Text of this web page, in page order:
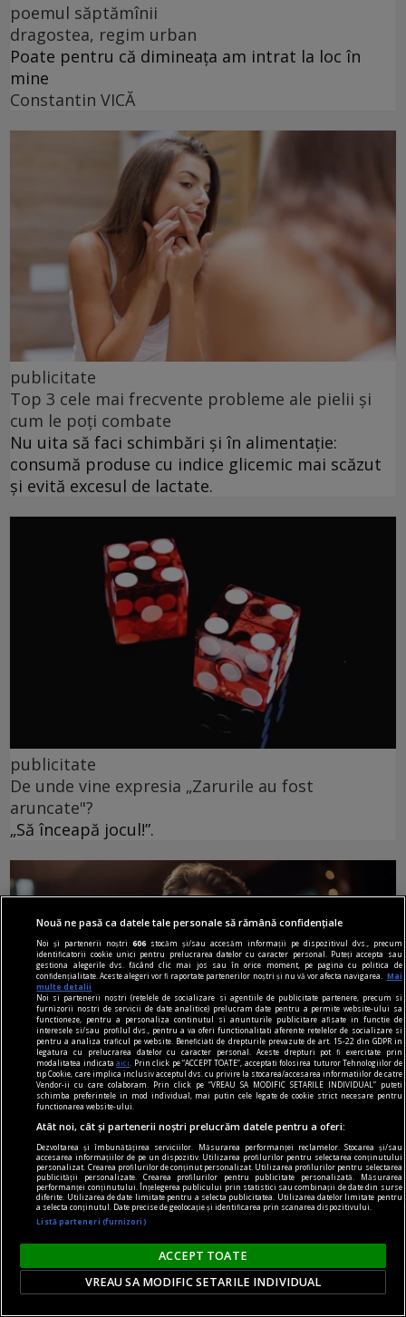
poemul săptămînii
dragostea, regim urban
Poate pentru că dimineața am intrat la loc în
mine
Constantin VICĂ
publicitate
Top 3 cele mai frecvente probleme ale pielii și
cum le poți combate
Nu uita să faci schimbări și în alimentație:
consumă produse cu indice glicemic mai scăzut
și evită excesul de lactate.
publicitate
De unde vine expresia „Zarurile au fost
aruncate"?
„Să înceapă jocul!”.
publicitate
Idei de cadouri pentru bărbații din viața ta - ce să
le dăruiești, în funcție de relația dintre voi
Așa că, o idee bună este să notezi fiecare link pe
care ți-l trimite amicul tău, pentru a fi mai ușor
să îi găsești cadoul ideal.
Nouă ne pasă ca datele tale personale să rămână confidențiale
Noi și partenerii noștri606 stocăm și/sau accesăm informații pe dispozitivul dvs., precum
identificatorii cookie unici pentru prelucrarea datelor cu caracter personal. Puteți accepta sau
gestiona alegerile dvs. făcând clic mai jos sau în orice moment, pe pagina cu politica de
confidențialitate. Aceste alegeri vor fi raportate partenerilor noștri și nu vă vor afecta navigarea.
Mai
multe detalii
Noi si partenerii nostri (retelele de socializare si agentiile de publicitate partenere, precum si
furnizorii nostri de servicii de date analitice) prelucram date pentru a permite website-ului sa
functioneze, pentru a personaliza continutul si anunturile publicitare afisate in functie de
interesele si/sau profilul dvs., pentru a va oferi functionalitati aferente retelelor de socializare si
pentru a analiza traficul pe website. Beneficiati de drepturile prevazute de art. 15-22 din GDPR in
legatura cu prelucrarea datelor cu caracter personal. Aceste drepturi pot fi exercitate prin
modalitatea indicataaici
. Prin click pe “ACCEPT TOATE”, acceptati folosirea tuturor Tehnologiilor de
tip Cookie, care implica inclusiv acceptul dvs. cu privire la stocarea/accesarea informatiilor de catre
Vendor-ii cu care colaboram. Prin click pe “VREAU SA MODIFIC SETARILE INDIVIDUAL” puteti
schimba preferintele in mod individual, mai putin cele legate de cookie strict necesare pentru
functionarea website-ului.
Atât noi, cât și partenerii noștri prelucrăm datele pentru a oferi:
Dezvoltarea și îmbunătățirea serviciilor. Măsurarea performanței reclamelor. Stocarea și/sau
accesarea informațiilor de pe un dispozitiv. Utilizarea profilurilor pentru selectarea conținutului
personalizat. Crearea profilurilor de conținut personalizat. Utilizarea profilurilor pentru selectarea
publicității personalizate. Crearea profilurilor pentru publicitate personalizată. Măsurarea
performanței conținutului. Înțelegerea publicului prin statistici sau combinații de date din surse
diferite. Utilizarea de date limitate pentru a selecta publicitatea. Utilizarea datelor limitate pentru
a selecta conținutul. Date precise de geolocație și identificarea prin scanarea dispozitivului.
Listă parteneri (furnizori)
ACCEPT TOATE
VREAU SA MODIFIC SETARILE INDIVIDUAL